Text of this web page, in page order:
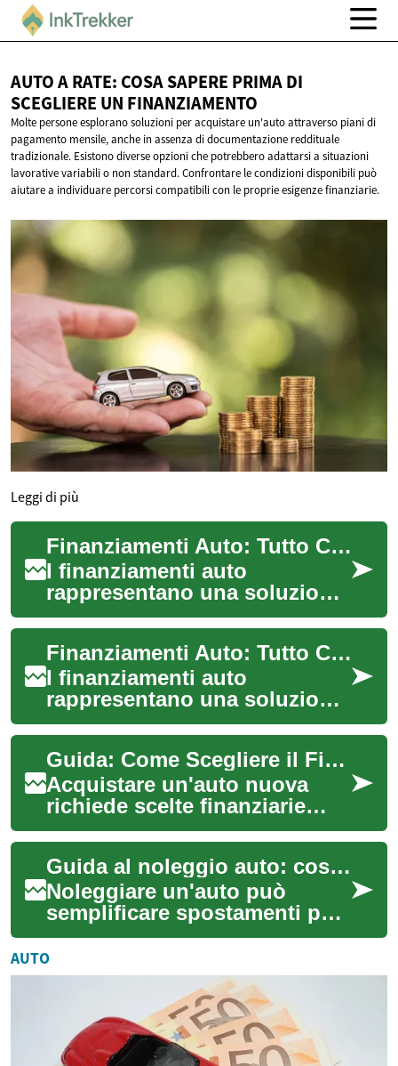
AUTO A RATE: COSA SAPERE PRIMA DI
SCEGLIERE UN FINANZIAMENTO
Molte persone esplorano soluzioni per acquistare un'auto attraverso piani di
pagamento mensile, anche in assenza di documentazione reddituale
tradizionale. Esistono diverse opzioni che potrebbero adattarsi a situazioni
lavorative variabili o non standard. Confrontare le condizioni disponibili può
aiutare a individuare percorsi compatibili con le proprie esigenze finanziarie.
Leggi di più
Finanziamenti Auto: Tutto Ciò che Devi Sapere
I finanziamenti auto
rappresentano una soluzione
popolare per chi desidera
acquistare un veicolo senza
dover sborsare...
Finanziamenti Auto: Tutto Ciò che Devi Sapere
I finanziamenti auto
rappresentano una soluzione
sempre più popolare per chi
desidera acquistare un
veicolo senza dov...
Guida: Come Scegliere il Finanziamento per la Tua Auto
Acquistare un'auto nuova
richiede scelte finanziarie
ponderate. Questa guida sui
finanziamenti auto spiega
differenze...
Guida al noleggio auto: cosa sapere prima di scegliere
Noleggiare un'auto può
semplificare spostamenti per
lavoro, vacanze o esigenze
temporanee, ma richiede
attenzione ai ...
AUTO